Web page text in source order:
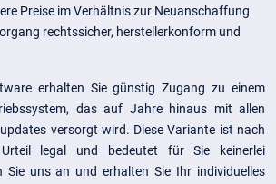
Preise im Verhältnis zur Neuanschaffung
rechtssicher, herstellerkonform und
erhalten Sie günstig Zugang zu einem
das auf Jahre hinaus mit allen
versorgt wird. Diese Variante ist nach
Urteil legal und bedeutet für Sie keinerlei
Sie uns an und erhalten Sie Ihr individuelles